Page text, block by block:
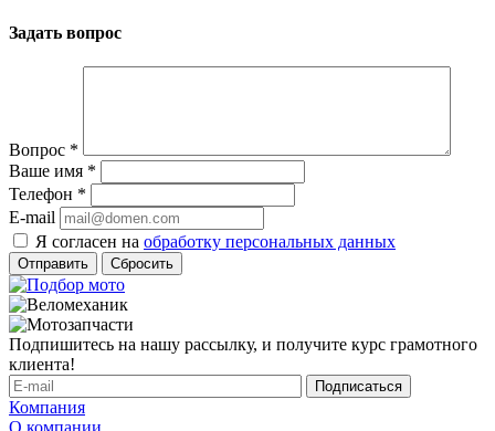
Задать вопрос
Вопрос *
Ваше имя *
Телефон *
E-mail
Я согласен на обработку персональных данных
Сбросить
Подпишитесь на нашу рассылку, и получите курс грамотного
клиента!
Компания
О компании